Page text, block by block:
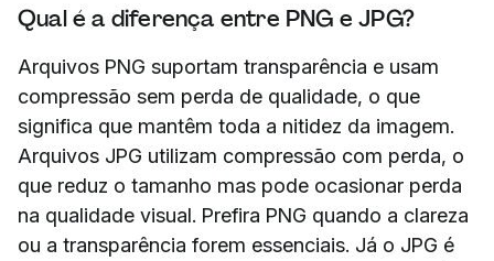
Qual é a diferença entre PNG e JPG?
Arquivos PNG suportam transparência e usam
compressão sem perda de qualidade, o que
significa que mantêm toda a nitidez da imagem.
Arquivos JPG utilizam compressão com perda, o
que reduz o tamanho mas pode ocasionar perda
na qualidade visual. Prefira PNG quando a clareza
ou a transparência forem essenciais. Já o JPG é